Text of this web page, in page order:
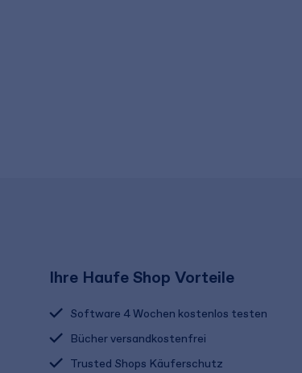
Ihre Haufe Shop Vorteile
Software 4 Wochen kostenlos testen
Bücher versandkostenfrei
Trusted Shops Käuferschutz